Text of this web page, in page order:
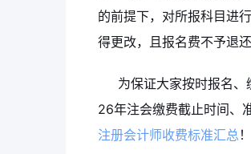
的前提下，对所报科目进
得更改，且报名费不予退还
为保证大家按时报名、
26年注会缴费截止时间、
注册会计师收费标准汇总 ！